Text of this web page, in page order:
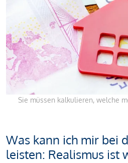
Sie müssen kalkulieren, welche
Was kann ich mir bei
leisten: Realismus ist